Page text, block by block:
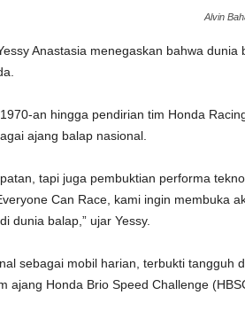
Alvin
Anastasia menegaskan bahwa dunia
an hingga pendirian tim Honda
ajang balap nasional.
tapi juga pembuktian performa
Can Race, kami ingin membuka
dunia balap,” ujar Yessy.
sebagai mobil harian, terbukti tangguh
ajang Honda Brio Speed Challenge